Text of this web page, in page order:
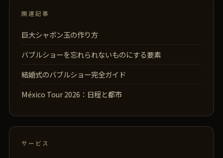
関連記事
巨大シャボン玉の作り方
バブルショーを忘れられないものにする要素
結婚式のバブルショー完全ガイド
México Tour 2026：日程と都市
サービス